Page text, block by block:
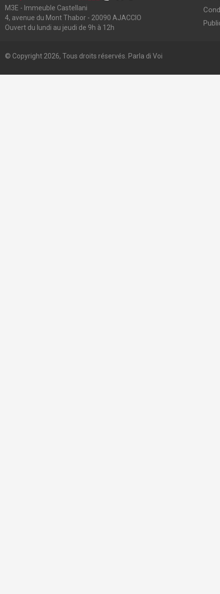
M3E - Immeuble Castellani
4, avenue du Mont Thabor - 20090 AJACCIO
Ouvert du lundi au jeudi de 9h à 12h
© Copyright 2026, Tous droits réservés. Parla di Voi